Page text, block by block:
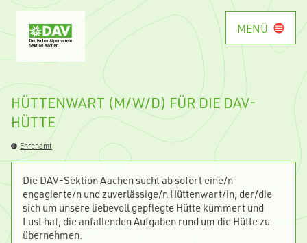
MENÜ
HÜTTENWART (M/W/D) FÜR DIE DAV-
HÜTTE
Ehrenamt
Die DAV-Sektion Aachen sucht ab sofort eine/n
engagierte/n und zuverlässige/n Hüttenwart/in, der/die
sich um unsere liebevoll gepflegte Hütte kümmert und
Lust hat, die anfallenden Aufgaben rund um die Hütte zu
übernehmen.